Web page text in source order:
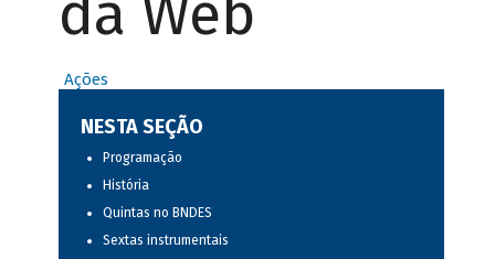
da Web
Ações
NESTA SEÇÃO
Programação
História
Quintas no BNDES
Sextas instrumentais